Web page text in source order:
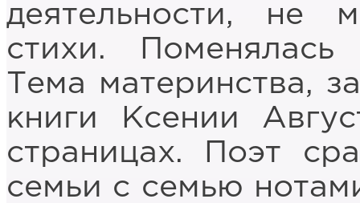
деятельности, не
стихи. Поменялась
Тема материнства,
книги Ксении
страницах. Поэт
семьи с семью